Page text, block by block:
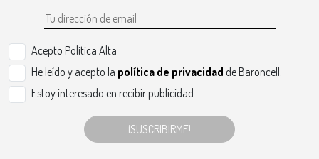
Acepto Politica Alta
He leído y acepto la política de privacidad de Baroncell.
Estoy interesado en recibir publicidad.
¡SUSCRIBIRME!